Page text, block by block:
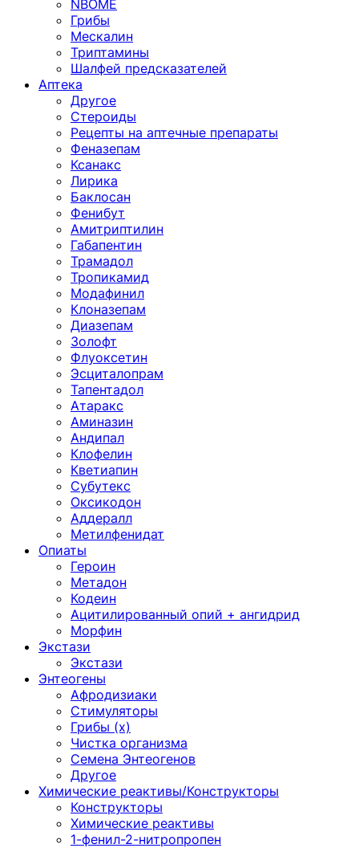
NBOME
Грибы
Мескалин
Триптамины
Шалфей предсказателей
Аптека
Другое
Стероиды
Рецепты на аптечные препараты
Феназепам
Ксанакс
Лирика
Баклосан
Фенибут
Амитриптилин
Габапентин
Трамадол
Тропикамид
Модафинил
Клоназепам
Диазепам
Золофт
Флуоксетин
Эсциталопрам
Тапентадол
Атаракс
Аминазин
Андипал
Клофелин
Кветиапин
Субутекс
Оксикодон
Аддералл
Метилфенидат
Опиаты
Героин
Метадон
Кодеин
Ацитилированный опий + ангидрид
Морфин
Экстази
Экстази
Энтеогены
Афродизиаки
Стимуляторы
Грибы (х)
Чистка организма
Семена Энтеогенов
Другое
Химические реактивы/Конструкторы
Конструкторы
Химические реактивы
1-фенил-2-нитропропен